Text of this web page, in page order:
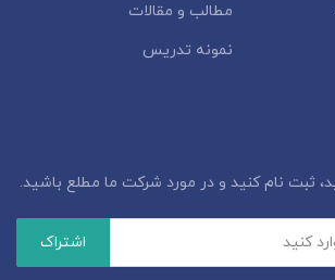
مطالب و مقالات
نمونه تدریس
ثبت نام کنید و در مورد شرکت ما مطلع باشید.